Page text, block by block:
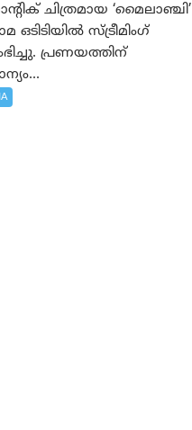
ചിത്രമായ ‘മൈലാഞ്ചി’
ഒടിടിയിൽ സ്ട്രീമിംഗ്
പ്രണയത്തിന്